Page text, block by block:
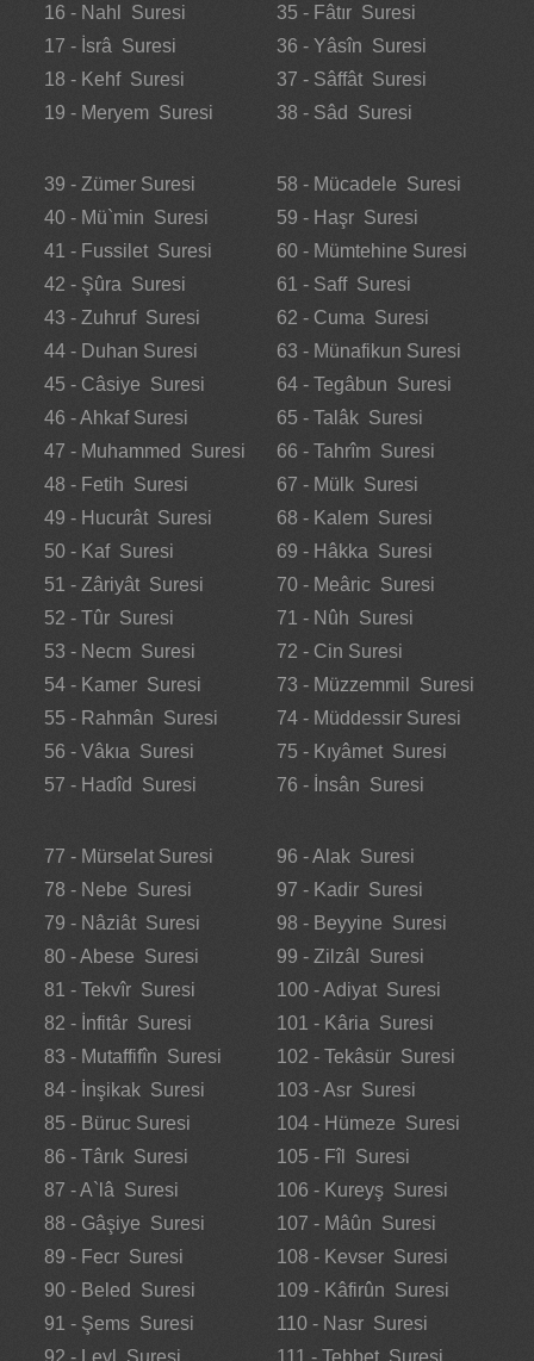
16 - Nahl Suresi
17 - İsrâ Suresi
18 - Kehf Suresi
19 - Meryem Suresi
35 - Fâtır Suresi
36 - Yâsîn Suresi
37 - Sâffât Suresi
38 - Sâd Suresi
39 - Zümer Suresi
40 - Mü`min Suresi
41 - Fussilet Suresi
42 - Şûra Suresi
43 - Zuhruf Suresi
44 - Duhan Suresi
45 - Câsiye Suresi
46 - Ahkaf Suresi
47 - Muhammed Suresi
48 - Fetih Suresi
49 - Hucurât Suresi
50 - Kaf Suresi
51 - Zâriyât Suresi
52 - Tûr Suresi
53 - Necm Suresi
54 - Kamer Suresi
55 - Rahmân Suresi
56 - Vâkıa Suresi
57 - Hadîd Suresi
58 - Mücadele Suresi
59 - Haşr Suresi
60 - Mümtehine Suresi
61 - Saff Suresi
62 - Cuma Suresi
63 - Münafikun Suresi
64 - Tegâbun Suresi
65 - Talâk Suresi
66 - Tahrîm Suresi
67 - Mülk Suresi
68 - Kalem Suresi
69 - Hâkka Suresi
70 - Meâric Suresi
71 - Nûh Suresi
72 - Cin Suresi
73 - Müzzemmil Suresi
74 - Müddessir Suresi
75 - Kıyâmet Suresi
76 - İnsân Suresi
77 - Mürselat Suresi
78 - Nebe Suresi
79 - Nâziât Suresi
80 - Abese Suresi
81 - Tekvîr Suresi
82 - İnfitâr Suresi
83 - Mutaffifîn Suresi
84 - İnşikak Suresi
85 - Büruc Suresi
86 - Târık Suresi
87 - A`lâ Suresi
88 - Gâşiye Suresi
89 - Fecr Suresi
90 - Beled Suresi
91 - Şems Suresi
92 - Leyl Suresi
96 - Alak Suresi
97 - Kadir Suresi
98 - Beyyine Suresi
99 - Zilzâl Suresi
100 - Adiyat Suresi
101 - Kâria Suresi
102 - Tekâsür Suresi
103 - Asr Suresi
104 - Hümeze Suresi
105 - Fîl Suresi
106 - Kureyş Suresi
107 - Mâûn Suresi
108 - Kevser Suresi
109 - Kâfirûn Suresi
110 - Nasr Suresi
111 - Tebbet Suresi